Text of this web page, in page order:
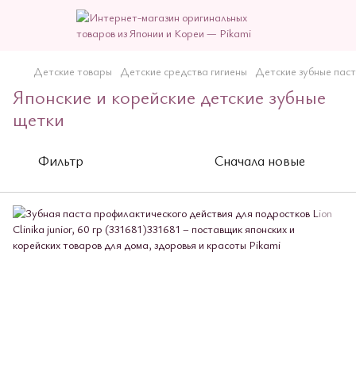
Детские товары Детские средства гигиены Детские зубные
Японские и корейские детские зубные
щетки
Фильтр Сначала новые